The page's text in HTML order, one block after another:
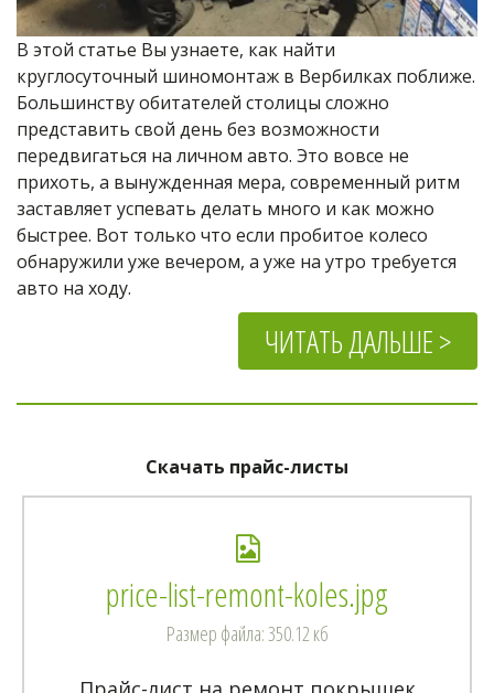
В этой статье Вы узнаете, как найти
круглосуточный шиномонтаж в Вербилках поближе.
Большинству обитателей столицы сложно
представить свой день без возможности
передвигаться на личном авто. Это вовсе не
прихоть, а вынужденная мера, современный ритм
заставляет успевать делать много и как можно
быстрее. Вот только что если пробитое колесо
обнаружили уже вечером, а уже на утро требуется
авто на ходу.
ЧИТАТЬ ДАЛЬШЕ >
Скачать прайс-листы
price-list-remont-koles.jpg
Размер файла: 350.12 кб